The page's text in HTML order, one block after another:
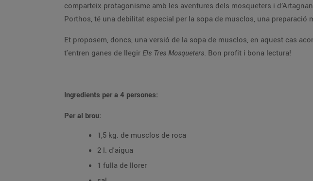
comparteix protagonisme amb les aventures dels mosqueters i d’Artagnan. Precisament, un dels membres d’aquest cos d’elit de la guàrdia reial francesa,
Et proposem, doncs, una versió de la sopa de musclos, en aquest cas acompanyada amb salsa criolla. Tasta-la i te n’enamoraràs de seguida. Segur que
t'entren ganes de llegir Els Tres Mosqueters . Bon profit i bona lectura!
Ingredients per a 4 persones:
Per al brou:
1,5 kg. de musclos de roca
2 l. d'aigua
1 fulla de llorer